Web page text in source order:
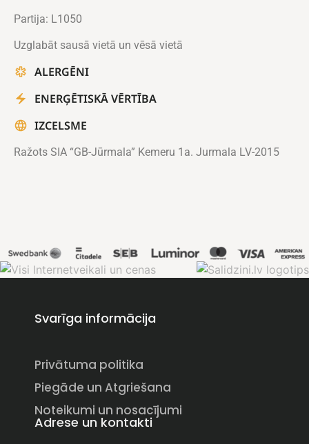
Partija: L1050
Uzglabāt sausā vietā un vēsā vietā
ALERGĒNI
ENERĢĒTISKĀ VĒRTĪBA
IZCELSME
Ražots SIA “GB-Jūrmala” Kemeru 1a. Jurmala LV-2015
Svarīga informācija
Privātuma politika
Piegāde un Atgriešana
Noteikumi un nosacījumi
Adrese un kontakti